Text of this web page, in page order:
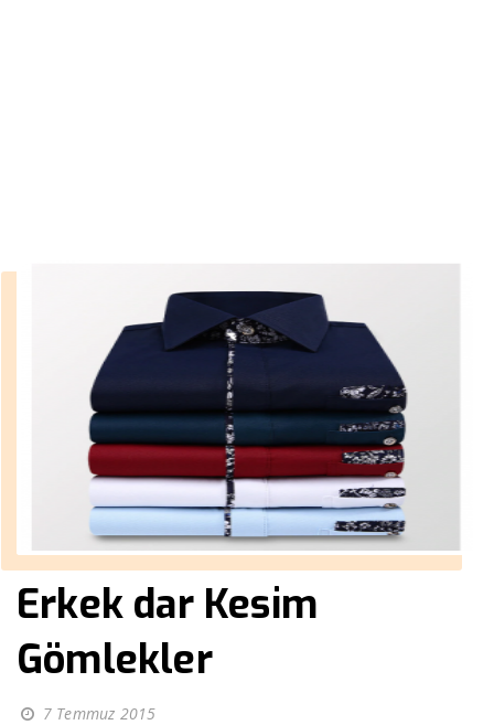
Erkek dar Kesim
Gömlekler
7 Temmuz 2015